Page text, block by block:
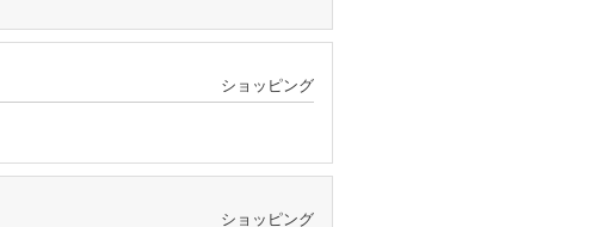
ショッピング
ショッピング